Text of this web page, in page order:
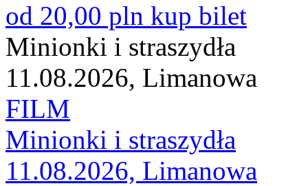
od 20,00 pln kup bilet
Minionki i straszydła
11.08.2026, Limanowa
FILM
Minionki i straszydła
11.08.2026, Limanowa